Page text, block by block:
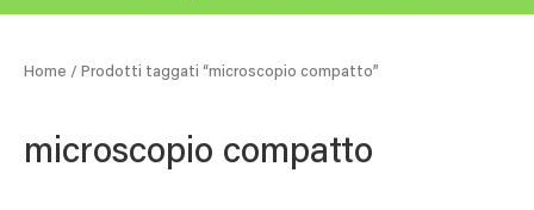
Home / Prodotti taggati “microscopio compatto”
microscopio compatto